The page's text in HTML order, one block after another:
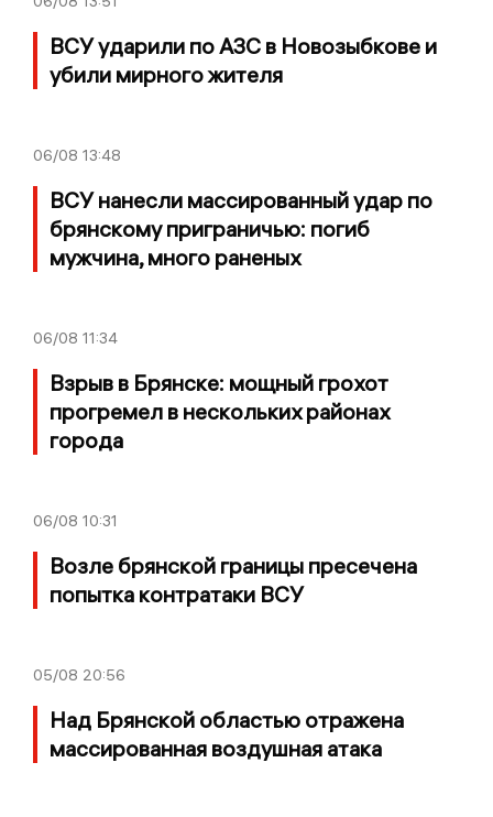
ВСУ ударили по АЗС в Новозыбкове и
убили мирного жителя
06/08 13:48
ВСУ нанесли массированный удар по
брянскому приграничью: погиб
мужчина, много раненых
06/08 11:34
Взрыв в Брянске: мощный грохот
прогремел в нескольких районах
города
06/08 10:31
Возле брянской границы пресечена
попытка контратаки ВСУ
05/08 20:56
Над Брянской областью отражена
массированная воздушная атака